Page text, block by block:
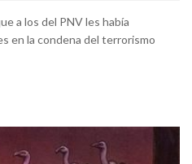
a los del PNV les había
en la condena del terrorismo